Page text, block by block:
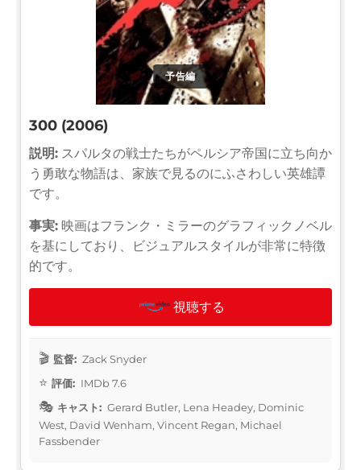
予告編
300 (2006)
説明: スパルタの戦士たちがペルシア帝国に立ち向か
う勇敢な物語は、家族で見るのにふさわしい英雄譚
です。
事実: 映画はフランク・ミラーのグラフィックノベル
を基にしており、ビジュアルスタイルが非常に特徴
的です。
視聴する
監督: Zack Snyder
評価: IMDb 7.6
キャスト: Gerard Butler, Lena Headey, Dominic
West, David Wenham, Vincent Regan, Michael
Fassbender